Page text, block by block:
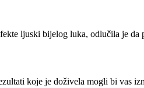
ljuski bijelog luka, odlučila je
koje je doživela mogli bi vas